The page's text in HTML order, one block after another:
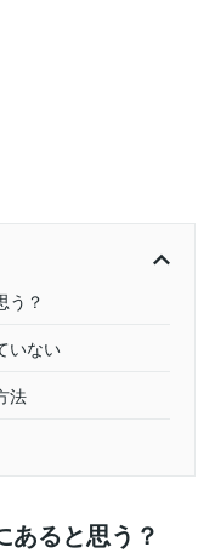
う？
いない
法
あると思う？